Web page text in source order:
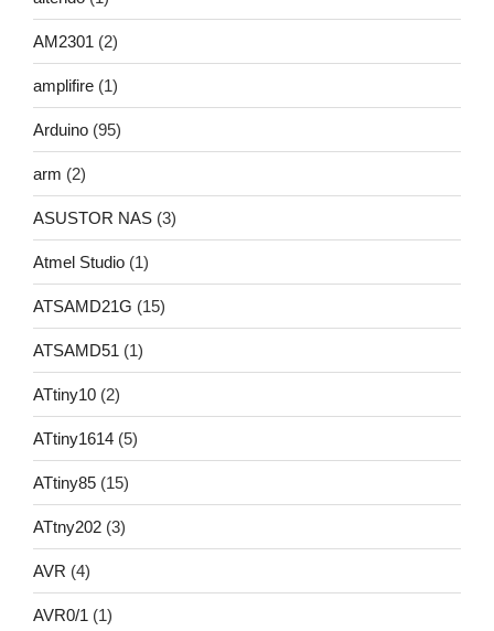
AM2301 (2)
amplifire (1)
Arduino (95)
arm (2)
ASUSTOR NAS (3)
Atmel Studio (1)
ATSAMD21G (15)
ATSAMD51 (1)
ATtiny10 (2)
ATtiny1614 (5)
ATtiny85 (15)
ATtny202 (3)
AVR (4)
AVR0/1 (1)